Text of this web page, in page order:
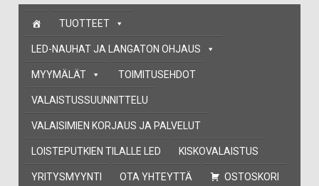
Skip
content
TUOTTEET
LED-NAUHAT JA LANGATON OHJAUS
MYYMÄLÄT TOIMITUSEHDOT
VALAISTUSSUUNNITTELU
VALAISIMIEN KORJAUS JA PALVELUT
LOISTEPUTKIEN TILALLE LED KISKOVALAISTUS
YRITYSMYYNTI OTA YHTEYTTÄ OSTOSKORI